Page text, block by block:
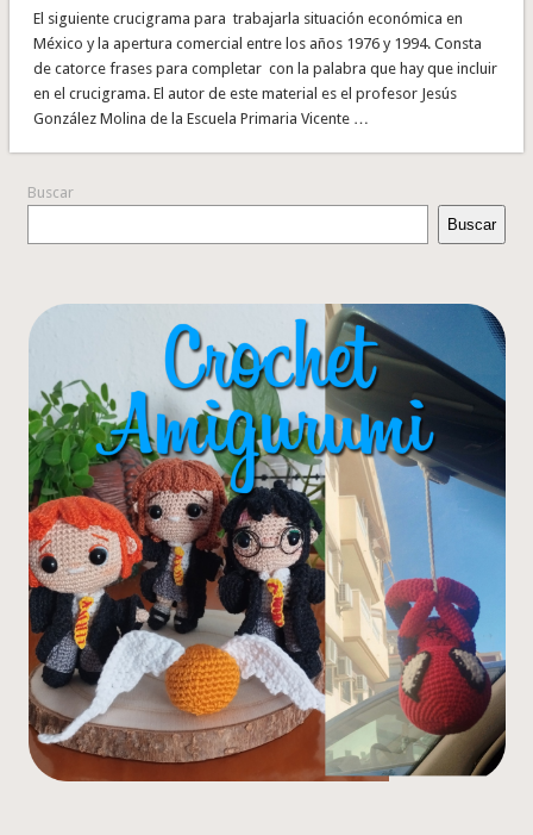
El siguiente crucigrama para trabajarla situación económica en
México y la apertura comercial entre los años 1976 y 1994. Consta
de catorce frases para completar con la palabra que hay que incluir
en el crucigrama. El autor de este material es el profesor Jesús
González Molina de la Escuela Primaria Vicente …
Buscar
Buscar